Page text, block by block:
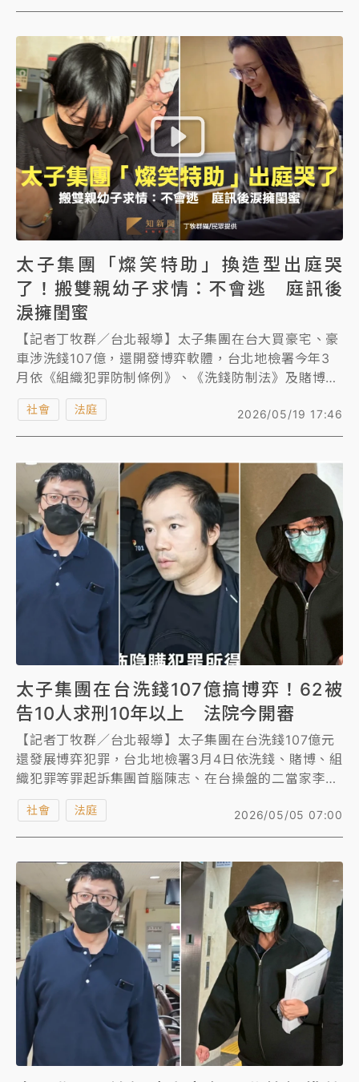
元，全案由台北地院審理中。檢警繼續追查洗錢共犯，
中包括先前涉嫌洩密給運毒集團遭起訴的律師張秉鈞，
張秉鈞等6人今天陸續由警方上銬移送台北地檢署複
訊。
太子集團「燦笑特助」換造型出庭哭
了！搬雙親幼子求情：不會逃 庭訊後
淚擁閨蜜
【記者丁牧群／台北報導】太子集團在台大買豪宅、豪
車涉洗錢107億，還開發博弈軟體，台北地檢署今年3
月依《組織犯罪防制條例》、《洗錢防制法》及賭博等
罪嫌，起訴集團首腦陳志等62人及13家公司。集團二
當家李添的特助劉純妤先前遭檢方諭令交保後露出笑容
離開，被外界稱為「燦笑特助」。台北地院今傳喚劉女
孩、父母年邁在台，不可能逃亡，請求解除限制出境。
庭訊後，劉女與同案被告、閨蜜同事林昱妏在法庭外相
擁落淚。
2026/05/19 17:46
社會 法庭
太子集團在台洗錢107億搞博弈！62被
告10人求刑10年以上 法院今開審
【記者丁牧群／台北報導】太子集團在台洗錢107億元
還發展博弈犯罪，台北地檢署3月4日依洗錢、賭博、組
織犯罪等罪起訴集團首腦陳志、在台操盤的二當家李添
及核心幹部辜淑雯、王昱棠共62人，以及天旭等13家
涉案公司，並查扣豪宅、名車及精品等資產估價55億餘
元，已拍賣法拉利「馬王」超跑、愛馬仕包等不法所
設立「水房」洗錢的陳韋志等17名被告。
2026/05/05 07:00
社會 法庭